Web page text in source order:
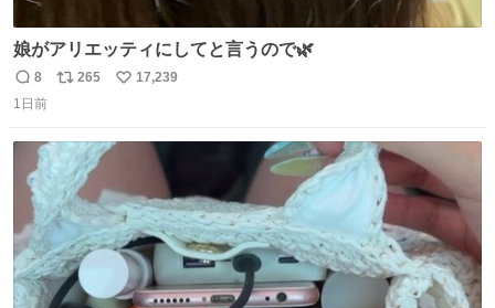
娘がアリエッティにしてと言うので🌿
返
信
8
リ
ト
数
265
い
17,239
1日前